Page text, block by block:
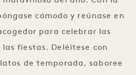
cómodo y reúnase en
para celebrar las
fiestas. Deléitese con
de temporada, saboree